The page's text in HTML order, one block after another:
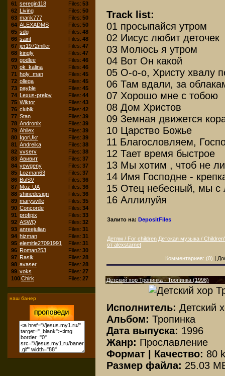
61 seregin118 Files: 53
62 Living Files: 50
63 marik777 Files: 50
64 ALEXADMS Files: 50
65 sdg Files: 48
66 saint Files: 48
67 jer1972miller Files: 47
68 kingly Files: 47
69 godlee Files: 46
70 ok_kalina Files: 46
71 holy_man Files: 45
72 ollega Files: 45
73 payble Files: 45
74 Lexus-prelov Files: 44
75 Wiktor Files: 43
76 clublk Files: 42
77 Stan Files: 39
78 Andronix Files: 39
79 Ahilex Files: 39
80 IgorUkr Files: 39
81 Andreika Files: 38
82 vvserv Files: 38
83 Авивит Files: 37
84 yewgeny Files: 37
85 Lozman63 Files: 37
86 BulSV Files: 36
87 Moz-UA Files: 36
88 shinedesign Files: 36
89 marysville Files: 35
90 Concorde Files: 34
91 profipix Files: 33
92 ASWQ Files: 32
93 anreejulian Files: 31
94 hizman Files: 31
95 elemitle27091991 Files: 31
96 Roman253 Files: 30
97 Rasik Files: 28
98 avaser Files: 28
99 voks Files: 27
100Chirk Files: 27
наш банер
Track list:
01 просыпайся утром
02 Иисус любит деточек
03 Молюсь я утром
04 Вот Он какой
05 О-о-о, Христу хвалу
06 Там вдали, за
07 Хорошо мне с тобою
08 Дом Христов
09 Земная движется
10 Царство Божье
11 Благословляем,
12 Тает время быстрое
13 Мы хотим , чтоб не
14 Имя Господне -
15 Отец небесный, мы с
16 Аллилуйя
Залито на: DepositFiles
Детям / For children Детская музыка /
от alexstarnet
Комментариев: (0) |
Детский хор Тропинка - Тропинка (1996)
Исполнитель: Детский
Альбом: Тропинка
Дата выпуска: 1996
Жанр: Прославление
Формат | Качество: 80
Размер файла: 25.03